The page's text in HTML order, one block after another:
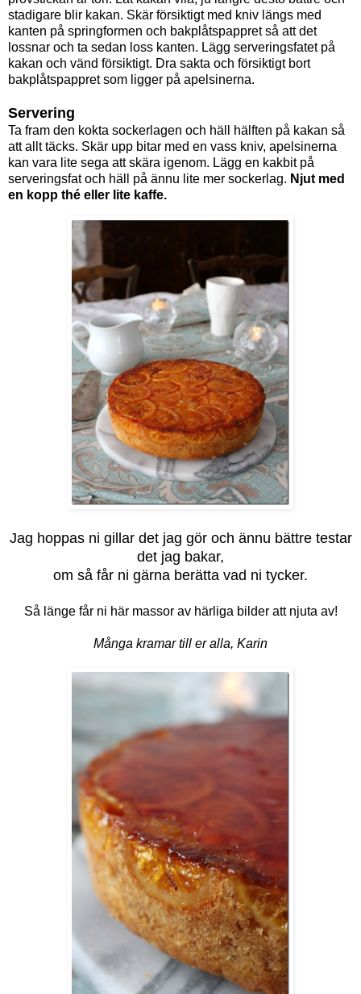
stadigare blir kakan. Skär försiktigt med kniv längs med
kanten på springformen och bakplåtspappret så att det
lossnar och ta sedan loss kanten. Lägg serveringsfatet på
kakan och vänd försiktigt. Dra sakta och försiktigt bort
bakplåtspappret som ligger på apelsinerna.
Servering
Ta fram den kokta sockerlagen och häll hälften på kakan så
att allt täcks. Skär upp bitar med en vass kniv, apelsinerna
kan vara lite sega att skära igenom. Lägg en kakbit på
serveringsfat och häll på ännu lite mer sockerlag. Njut med
en kopp thé eller lite kaffe.
Jag hoppas ni gillar det jag gör och ännu bättre testar
det jag bakar,
om så får ni gärna berätta vad ni tycker.
Så länge får ni här massor av härliga bilder att njuta av!
Många kramar till er alla, Karin